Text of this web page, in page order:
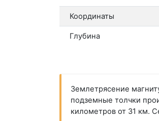
Координаты
Глубина
Землетрясение
подземные толчки
километров от 31 км.